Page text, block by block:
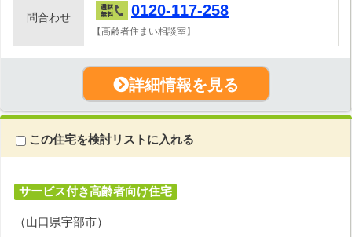
問合わせ 0120-117-258
【高齢者住まい相談室】
詳細情報を見る
この住宅を検討リストに入れる
サービス付き高齢者向け住宅
（山口県宇部市）